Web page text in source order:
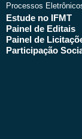
Processos
Estude no IFMT
Painel de Editais
Painel de
Participação